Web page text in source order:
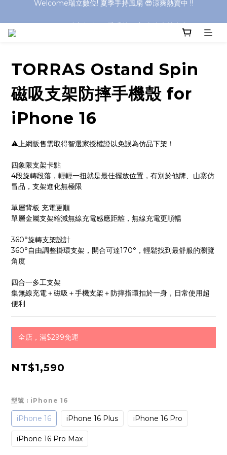
Welcome瑞立數位! 夏季手持風扇 😎涼爽熱賣中 !!
TORRAS Ostand Spin
磁吸支架防摔手機殼 for
iPhone 16
⚠️上網販售需取得智選家授權證以免誤為仿品下架！
四象限支架卡點
4段旋轉段落，輕輕一扭就是最佳擺放位置，有別於他牌、山寨仿
冒品，支架進化無極限
單層背板 充電更順
單層金屬支架縮減無線充電感應距離，無線充電更順暢
360°旋轉支架設計
360°自由調整掛環支架，開合可達170°，輕鬆找到最舒服的瀏覽
角度
四合一多工支架
集無線充電＋磁吸＋手機支架＋防摔指環扣於一身，日常使用超
便利
全店，滿$299免運
NT$1,590
型號 : iPhone 16
iPhone 16 iPhone 16 Plus iPhone 16 Pro
iPhone 16 Pro Max